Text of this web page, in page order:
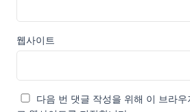
웹사이트
다음 번 댓글 작성을 위해 이 브라